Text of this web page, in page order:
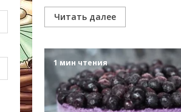
Читать далее
1 мин чтения